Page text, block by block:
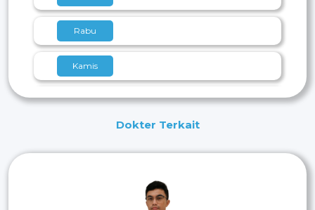
Rabu
Kamis
Jumat
Dokter Terkait